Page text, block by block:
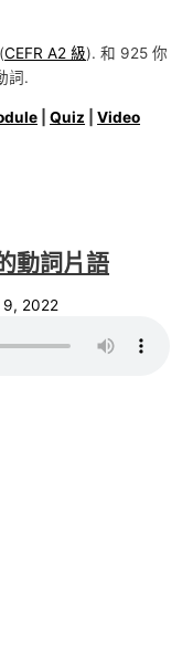
CEFR A2 級). 和 925 你
詞.
|Quiz |Video
動詞片語
9, 2022